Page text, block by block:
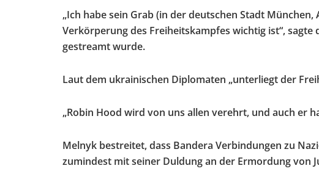
„Ich habe sein Grab (in der deutschen Stadt
Verkörperung des Freiheitskampfes wichtig ist“,
gestreamt wurde.
Laut dem ukrainischen Diplomaten „unterliegt der
„Robin Hood wird von uns allen verehrt, und auch er
Melnyk bestreitet, dass Bandera Verbindungen zu
zumindest mit seiner Duldung an der Ermordung von